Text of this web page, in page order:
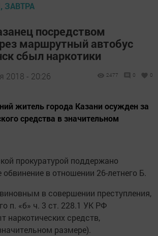
ЗАВТРА
посредством
маршрутный автобус
сбыл наркотики
2018 - 20:26 2477 0 0
житель города Казани осужден за
средства в значительном
прокуратурой поддержано
обвинение в отношении 26-летнего Б.
в совершении преступления,
п. «б» ч. 3 ст. 228.1 УК РФ
наркотических средств,
размере).